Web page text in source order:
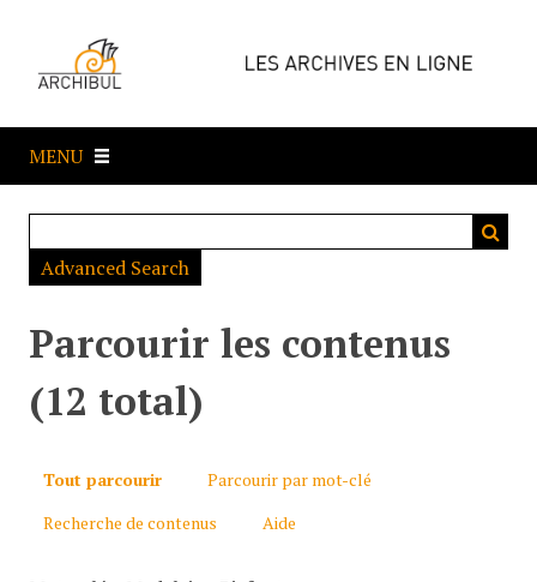
e
a
MENU
Advanced Search
Parcourir les contenus
(12 total)
Tout parcourir
Parcourir par mot-clé
Recherche de contenus
Aide